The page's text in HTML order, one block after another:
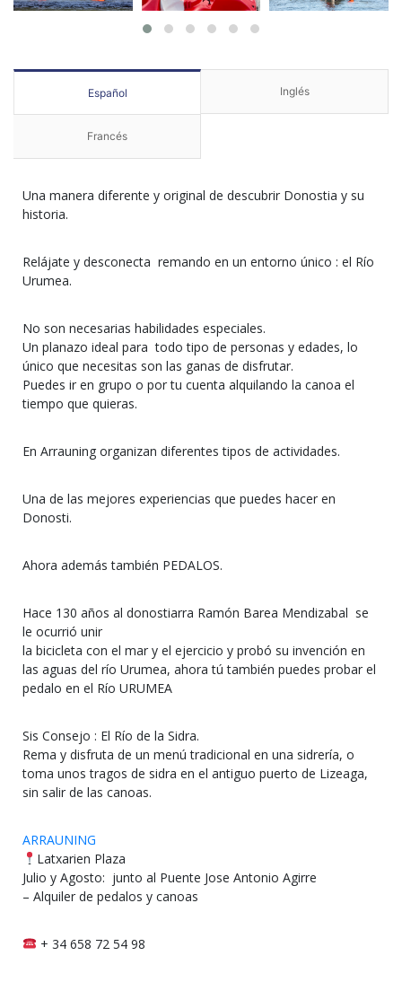
Español Inglés
Francés
Una manera diferente y original de descubrir Donostia y su
historia.
Relájate y desconecta remando en un entorno único : el Río
Urumea.
No son necesarias habilidades especiales.
Un planazo ideal para todo tipo de personas y edades, lo
único que necesitas son las ganas de disfrutar.
Puedes ir en grupo o por tu cuenta alquilando la canoa el
tiempo que quieras.
En Arrauning organizan diferentes tipos de actividades.
Una de las mejores experiencias que puedes hacer en
Donosti.
Ahora además también PEDALOS.
Hace 130 años al donostiarra Ramón Barea Mendizabal se
le ocurrió unir
la bicicleta con el mar y el ejercicio y probó su invención en
las aguas del río Urumea, ahora tú también puedes probar el
pedalo en el Río URUMEA
Sis Consejo : El Río de la Sidra.
Rema y disfruta de un menú tradicional en una sidrería, o
toma unos tragos de sidra en el antiguo puerto de Lizeaga,
sin salir de las canoas.
ARRAUNING
Latxarien Plaza
Julio y Agosto: junto al Puente Jose Antonio Agirre
– Alquiler de pedalos y canoas
+ 34 658 72 54 98